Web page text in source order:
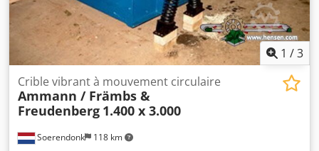
1 /3
Soerendonk 118 km
Crible vibrant à mouvement circulaire
Ammann / Främbs &
Freudenberg 1.400 x 3.000